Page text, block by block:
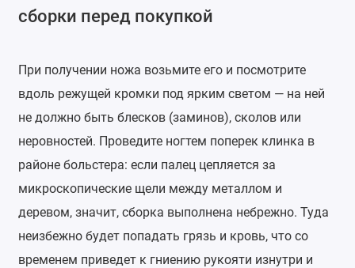
сборки перед покупкой
При получении ножа возьмите его и посмотрите
вдоль режущей кромки под ярким светом — на ней
не должно быть блесков (заминов), сколов или
неровностей. Проведите ногтем поперек клинка в
районе больстера: если палец цепляется за
микроскопические щели между металлом и
деревом, значит, сборка выполнена небрежно. Туда
неизбежно будет попадать грязь и кровь, что со
временем приведет к гниению рукояти изнутри и